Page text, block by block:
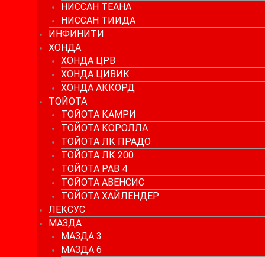
НИССАН ТЕАНА
НИССАН ТИИДА
ИНФИНИТИ
ХОНДА
ХОНДА ЦРВ
ХОНДА ЦИВИК
ХОНДА АККОРД
ТОЙОТА
ТОЙОТА КАМРИ
ТОЙОТА КОРОЛЛА
ТОЙОТА ЛК ПРАДО
ТОЙОТА ЛК 200
ТОЙОТА РАВ 4
ТОЙОТА АВЕНСИС
ТОЙОТА ХАЙЛЕНДЕР
ЛЕКСУС
МАЗДА
МАЗДА 3
МАЗДА 6